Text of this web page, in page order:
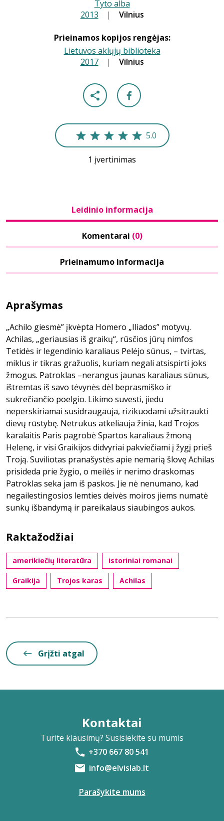
Tyto alba
2013 | Vilnius
Prieinamos kopijos rengėjas:
Lietuvos aklųjų biblioteka
2017 | Vilnius
5.0
1 įvertinimas
Leidinio informacija
Komentarai (0)
Prieinamumo informacija
Aprašymas
„Achilo giesmė” įkvėpta Homero „Iliados” motyvų.
Achilas, „geriausias iš graikų“, rūsčios jūrų nimfos
Tetidės ir legendinio karaliaus Pelėjo sūnus, – tvirtas,
miklus ir tikras gražuolis, kuriam negali atsispirti joks
žmogus. Patroklas –nerangus jaunas karaliaus sūnus,
ištremtas iš savo tėvynės dėl beprasmiško ir
sukrečiančio poelgio. Likimo suvesti, jiedu
neperskiriamai susidraugauja, rizikuodami užsitraukti
dievų rūstybę. Netrukus atkeliauja žinia, kad Trojos
karalaitis Paris pagrobė Spartos karaliaus žmoną
Helenę, ir visi Graikijos didvyriai pakviečiami į žygį prieš
Troją. Suviliotas pranašystės apie nemarią šlovę Achilas
prisideda prie žygio, o meilės ir nerimo draskomas
Patroklas seka jam iš paskos. Jie nė nenumano, kad
negailestingosios lemties deivės moiros jiems numatė
sunkų išbandymą ir pareikalaus siaubingos aukos.
Raktažodžiai
amerikiečių literatūra istoriniai romanai
Graikija Trojos karas Achilas
Grįžti atgal
Kontaktai
Turite klausimų? Susisiekite su mumis
+370 667 80 541
info@elvislab.lt
Parašykite mums